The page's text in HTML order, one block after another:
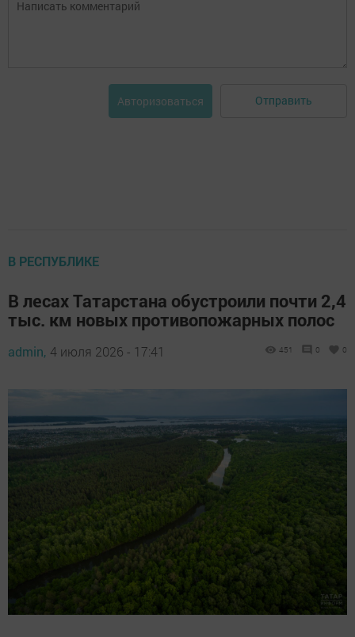
Авторизоваться Отправить
В РЕСПУБЛИКЕ
В лесах Татарстана обустроили почти 2,4
тыс. км новых противопожарных полос
admin, 4 июля 2026 - 17:41 451 0 0